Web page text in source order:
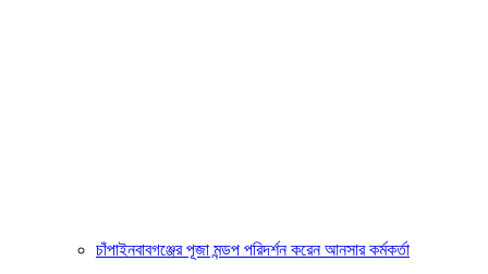
চাঁপাইনবাবগঞ্জের পূজা মন্ডপ পরিদর্শন করেন আনসার কর্মকর্তা